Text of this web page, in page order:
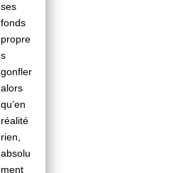
ses
fonds
propre
s
gonfler
alors
qu’en
réalité
rien,
absolu
ment